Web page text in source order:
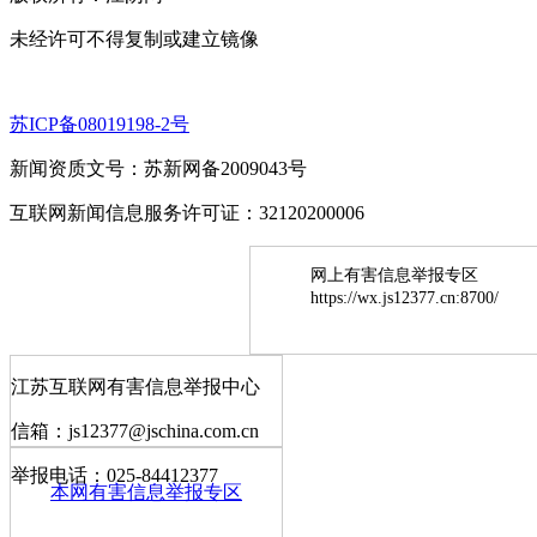
未经许可不得复制或建立镜像
苏ICP备08019198-2号
新闻资质文号：苏新网备2009043号
互联网新闻信息服务许可证：32120200006
网上有害信息举报专区
https://wx.js12377.cn:8700/
江苏互联网有害信息举报中心
信箱：js12377@jschina.com.cn
举报电话：025-84412377
本网有害信息举报专区